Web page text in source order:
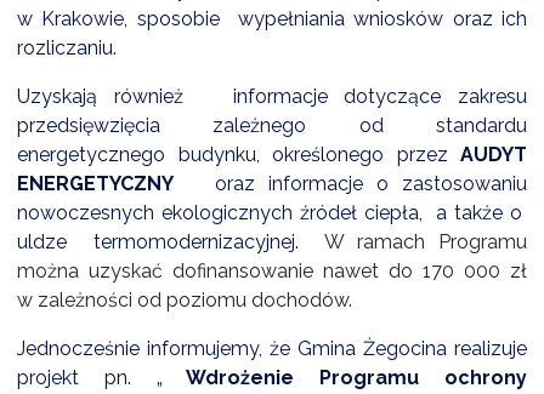
w Krakowie, sposobie wypełniania wniosków oraz ich
rozliczaniu.
Uzyskają również
informacje dotyczące zakresu
przedsięwzięcia zależnego od standardu
energetycznego budynku, określonego przez AUDYT
ENERGETYCZNY oraz informacje o zastosowaniu
nowoczesnych ekologicznych źródeł ciepła,
a także o
uldze termomodernizacyjnej.
W ramach Programu
można uzyskać dofinansowanie nawet do 170 000 zł
w zależności od poziomu dochodów.
Jednocześnie informujemy, że Gmina Żegocina realizuje
projekt pn. „ Wdrożenie Programu ochrony